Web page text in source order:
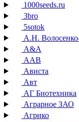
1000seeds.ru
3bro
5sotok
А.Н.
А&А
ААВ
Ависта
Авт
АГ Биотехника
Аграрное ЗАО
Агрико